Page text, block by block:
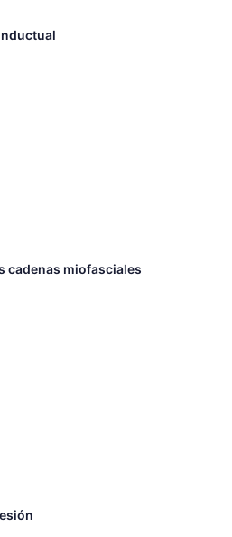
cadenas miofasciales